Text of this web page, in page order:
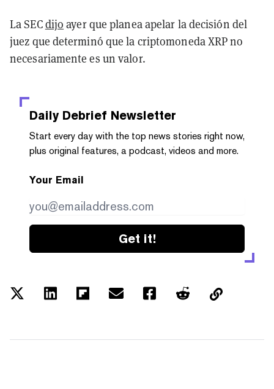
La SECdijo ayer que planea apelar la decisión del
juez que determinó que la criptomoneda XRP no
necesariamente es un valor.
Daily Debrief Newsletter
Start every day with the top news stories right now,
plus original features, a podcast, videos and more.
Your Email
Get it!